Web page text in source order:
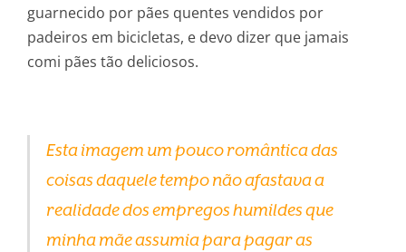
guarnecido por pães quentes vendidos por
padeiros em bicicletas, e devo dizer que jamais
comi pães tão deliciosos.
Esta imagem um pouco romântica das
coisas daquele tempo não afastava a
realidade dos empregos humildes que
minha mãe assumia para pagar as